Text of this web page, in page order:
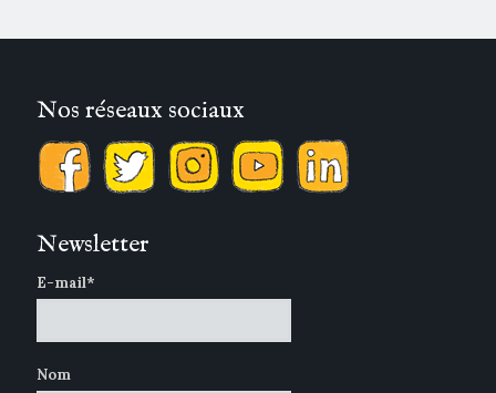
Nos réseaux sociaux
Newsletter
E-mail*
Nom